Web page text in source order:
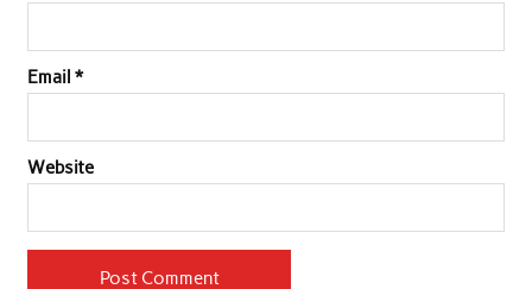
Email *
Website